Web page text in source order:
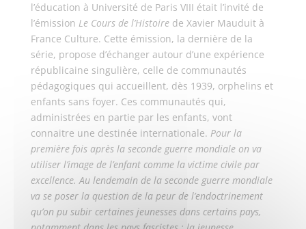
l’éducation à Université de Paris VIII était l’invité de
l’émission Le Cours de l’Histoirede Xavier Mauduit à
France Culture. Cette émission, la dernière de la
série, propose d’échanger autour d’une expérience
républicaine singulière, celle de communautés
pédagogiques qui accueillent, dès 1939, orphelins et
enfants sans foyer. Ces communautés qui,
administrées en partie par les enfants, vont
connaitre une destinée internationale. Pour la
première fois après la seconde guerre mondiale on va
utiliser l’image de l’enfant comme la victime civile par
excellence. Au lendemain de la seconde guerre mondiale
va se poser la question de la peur de l’endoctrinement
qu’on pu subir certaines jeunesses dans certains pays,